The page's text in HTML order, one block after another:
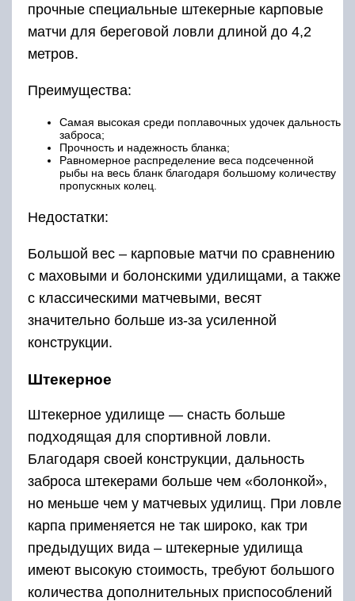
прочные специальные штекерные карповые
матчи для береговой ловли длиной до 4,2
метров.
Преимущества:
Самая высокая среди поплавочных удочек дальность
заброса;
Прочность и надежность бланка;
Равномерное распределение веса подсеченной
рыбы на весь бланк благодаря большому количеству
пропускных колец.
Недостатки:
Большой вес – карповые матчи по сравнению
с маховыми и болонскими удилищами, а также
с классическими матчевыми, весят
значительно больше из-за усиленной
конструкции.
Штекерное
Штекерное удилище — снасть больше
подходящая для спортивной ловли.
Благодаря своей конструкции, дальность
заброса штекерами больше чем «болонкой»,
но меньше чем у матчевых удилищ. При ловле
карпа применяется не так широко, как три
предыдущих вида – штекерные удилища
имеют высокую стоимость, требуют большого
количества дополнительных приспособлений